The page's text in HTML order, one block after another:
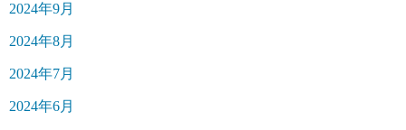
2024年9月
2024年8月
2024年7月
2024年6月